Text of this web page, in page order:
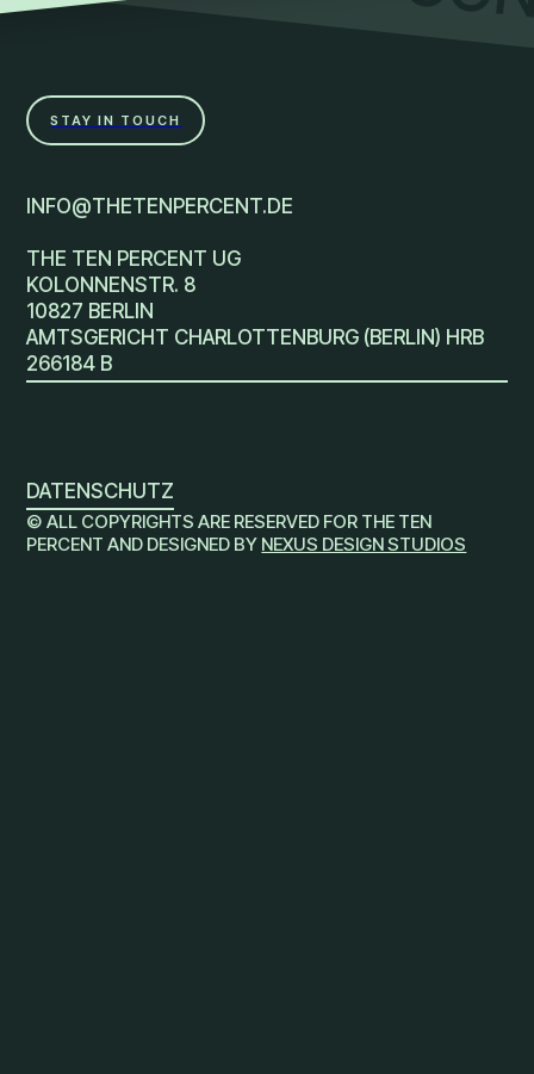
STAY IN TOUCH
INFO@THETENPERCENT.DE
THE TEN PERCENT UG
KOLONNENSTR. 8
10827 BERLIN
AMTSGERICHT CHARLOTTENBURG (BERLIN) HRB
266184 B
© ALL COPYRIGHTS ARE RESERVED FOR THE TEN
PERCENT AND DESIGNED BY NEXUS DESIGN STUDIOS
DATENSCHUTZ